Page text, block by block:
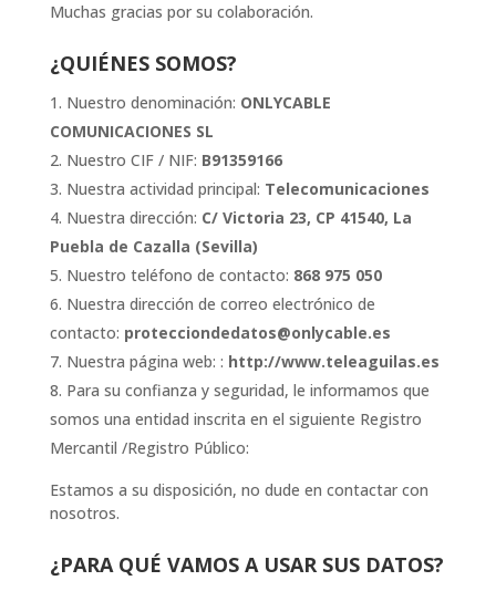
Muchas gracias por su colaboración.
¿QUIÉNES SOMOS?
Nuestro denominación: ONLYCABLE
COMUNICACIONES SL
Nuestro CIF / NIF: B91359166
Nuestra actividad principal: Telecomunicaciones
Nuestra dirección: C/ Victoria 23, CP 41540, La
Puebla de Cazalla (Sevilla)
Nuestro teléfono de contacto: 868 975 050
Nuestra dirección de correo electrónico de
contacto: protecciondedatos@onlycable.es
Nuestra página web: : http://www.teleaguilas.es
Para su confianza y seguridad, le informamos que
somos una entidad inscrita en el siguiente Registro
Mercantil /Registro Público:
Estamos a su disposición, no dude en contactar con
nosotros.
¿PARA QUÉ VAMOS A USAR SUS DATOS?